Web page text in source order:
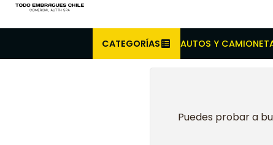
CATEGORÍAS AUTOS Y
Puedes probar a